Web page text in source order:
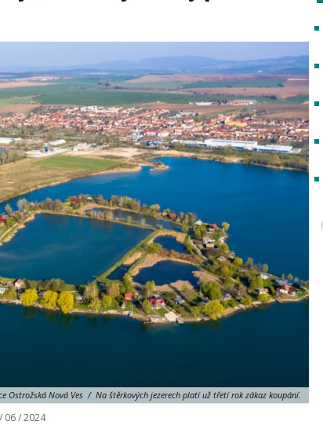
Ostrožská Nová Ves / Na štěrkových jezerech platí už třetí rok zákaz koupání.
06 / 2024